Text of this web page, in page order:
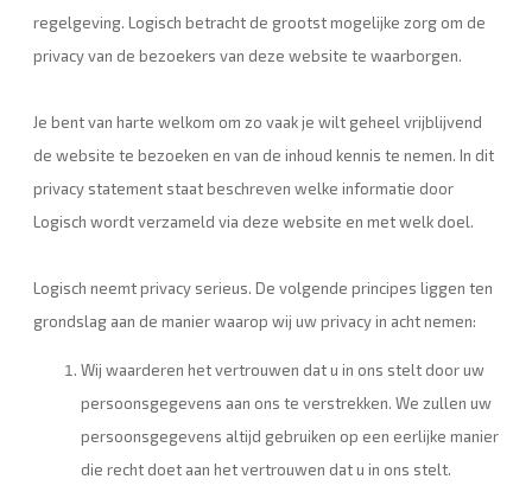
regelgeving. Logisch betracht de grootst mogelijke zorg om de
privacy van de bezoekers van deze website te waarborgen.
Je bent van harte welkom om zo vaak je wilt geheel vrijblijvend
de website te bezoeken en van de inhoud kennis te nemen. In dit
privacy statement staat beschreven welke informatie door
Logisch wordt verzameld via deze website en met welk doel.
Logisch neemt privacy serieus. De volgende principes liggen ten
grondslag aan de manier waarop wij uw privacy in acht nemen:
Wij waarderen het vertrouwen dat u in ons stelt door uw
persoonsgegevens aan ons te verstrekken. We zullen uw
persoonsgegevens altijd gebruiken op een eerlijke manier
die recht doet aan het vertrouwen dat u in ons stelt.